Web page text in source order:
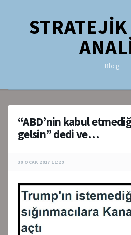
Blog
“ABD’nin kabul
gelsin” dedi ve…
30 OCAK 2017 11:29